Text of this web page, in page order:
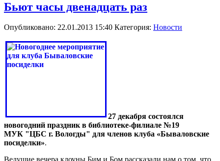
Бьют часы двенадцать раз
Опубликовано: 22.01.2013 15:40 Категория: Новости
27 декабря состоялся
новогодний праздник в библиотеке-филиале №19
МУК "ЦБС г. Вологды" для членов клуба «Бываловские
посиделки».